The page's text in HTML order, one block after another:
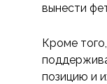
вынести
Кроме
позицию и